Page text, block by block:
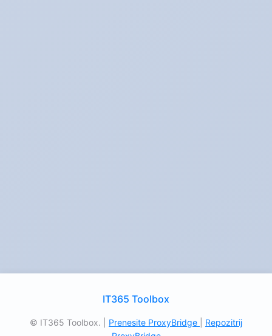
IT365 Toolbox
© IT365 Toolbox. | Prenesite ProxyBridge
Repozitrij